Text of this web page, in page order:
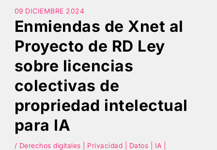
09 DICIEMBRE 2024
Enmiendas de Xnet al
Proyecto de RD Ley
sobre licencias
colectivas de
propriedad intelectual
para IA
/ Derechos digitales | Privacidad | Datos | IA |